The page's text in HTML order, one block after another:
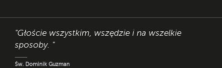
"Głoście wszystkim, wszędzie i na wszelkie
sposoby. "
Św. Dominik Guzman